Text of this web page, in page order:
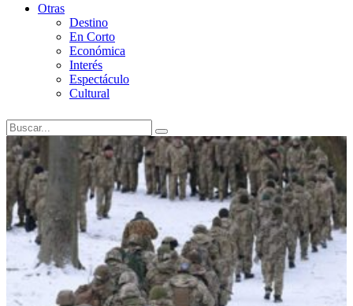
Otras
Destino
En Corto
Económica
Interés
Espectáculo
Cultural